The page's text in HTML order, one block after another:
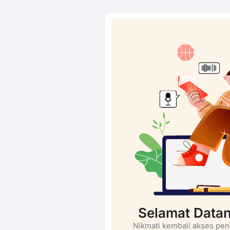
Selamat
Nikmati kembali akses